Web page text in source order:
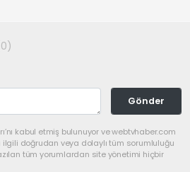
Gönder
kabul etmiş bulunuyor ve webtvhaber.com
ilgili doğrudan veya dolaylı tüm sorumluluğu
tüm yorumlardan site yönetimi hiçbir